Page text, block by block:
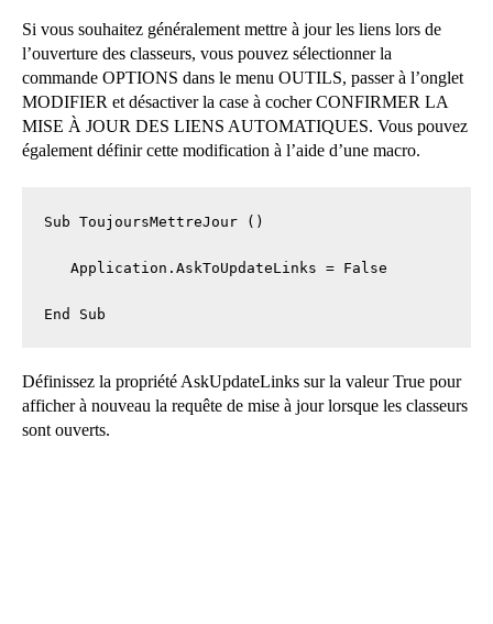
Si vous souhaitez généralement mettre à jour les liens lors de
l’ouverture des classeurs, vous pouvez sélectionner la
commande OPTIONS dans le menu OUTILS, passer à l’onglet
MODIFIER et désactiver la case à cocher CONFIRMER LA
MISE À JOUR DES LIENS AUTOMATIQUES. Vous pouvez
également définir cette modification à l’aide d’une macro.
Sub ToujoursMettreJour ()
Application.AskToUpdateLinks = False
End Sub
Définissez la propriété AskUpdateLinks sur la valeur True pour
afficher à nouveau la requête de mise à jour lorsque les classeurs
sont ouverts.